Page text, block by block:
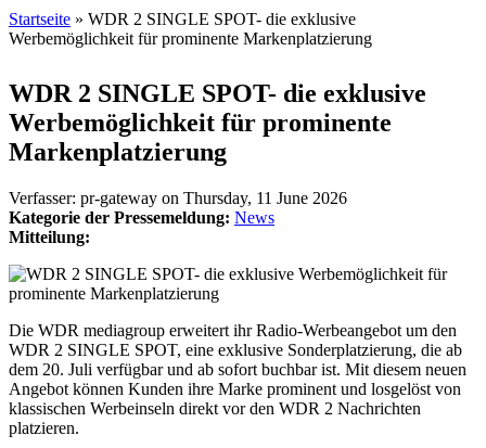
Sie sind hier
Startseite » WDR 2 SINGLE SPOT- die exklusive
Werbemöglichkeit für prominente Markenplatzierung
WDR 2 SINGLE SPOT- die exklusive
Werbemöglichkeit für prominente
Markenplatzierung
Verfasser: pr-gateway on Thursday, 11 June 2026
Kategorie der Pressemeldung: News
Mitteilung:
Die WDR mediagroup erweitert ihr Radio-Werbeangebot um den
WDR 2 SINGLE SPOT, eine exklusive Sonderplatzierung, die ab
dem 20. Juli verfügbar und ab sofort buchbar ist. Mit diesem neuen
Angebot können Kunden ihre Marke prominent und losgelöst von
klassischen Werbeinseln direkt vor den WDR 2 Nachrichten
platzieren.